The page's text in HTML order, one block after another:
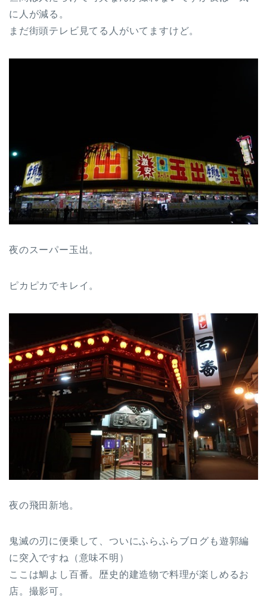
に人が減る。
まだ街頭テレビ見てる人がいてますけど。
夜のスーパー玉出。
ピカピカでキレイ。
夜の飛田新地。
鬼滅の刃に便乗して、ついにふらふらブログも遊郭編
に突入ですね（意味不明）
ここは鯛よし百番。歴史的建造物で料理が楽しめるお
店。撮影可。